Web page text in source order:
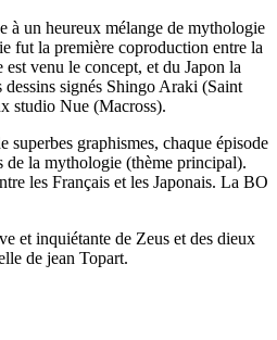
à un heureux mélange de mythologie
fut la première coproduction entre la
venu le concept, et du Japon la
dessins signés Shingo Araki (Saint
studio Nue (Macross).
superbes graphismes, chaque épisode
de la mythologie (thème principal).
les Français et les Japonais. La BO
et inquiétante de Zeus et des dieux
de jean Topart.